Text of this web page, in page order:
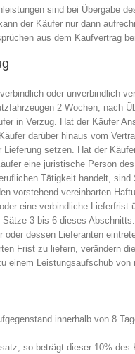
sind bei Übergabe
der Käufer nur dann
aus dem Kaufvertrag
oder unverbindlich
2 Wochen, nach
in Verzug. Hat der Käufer
darüber hinaus vom
setzen. Hat der
eine juristische Person
Tätigkeit handelt,
vorstehend vereinbarten
eine verbindliche
3 bis 6 dieses Abschnitts.
oder dessen Lieferanten
Frist zu liefern, verändern
einem Leistungsaufschub
innerhalb von 8
so beträgt dieser 10%